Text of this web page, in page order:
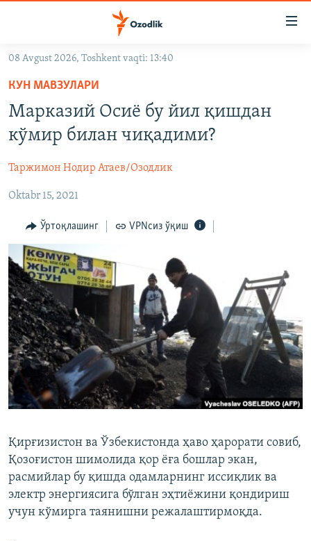
Асосий
навигацияга
ўтинг
Қидиришга
OZODARXIV
На русском
ИЖТИМОИЙ ТАРМОҚЛАР
Озодлик бошқа тилларда
08 Avgust 2026, Toshkent vaqti: 13:40
КУН МАВЗУЛАРИ
Марказий Осиё бу йил қишдан
кўмир билан чиқадими?
Таржимон Нодир Атаев/Озодлик
Oktabr 15, 2021
Ўртоқлашинг VPNсиз ўқиш
Қирғизистон ва Ўзбекистонда ҳаво ҳарорати совиб,
Қозоғистон шимолида қор ёға бошлар экан,
расмийлар бу қишда одамларнинг иссиқлик ва
электр энергиясига бўлган эҳтиёжини қондириш
учун кўмирга таянишни режалаштирмоқда.